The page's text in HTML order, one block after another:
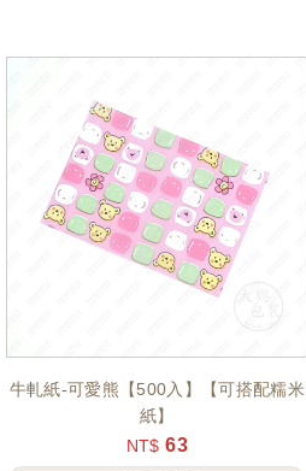
牛軋紙-可愛熊【500入】【可搭配糯米
紙】
NT$ 63